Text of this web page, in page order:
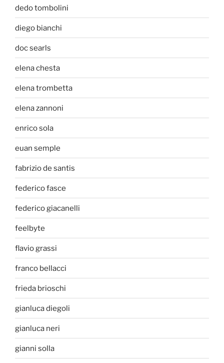
dedo tombolini
diego bianchi
doc searls
elena chesta
elena trombetta
elena zannoni
enrico sola
euan semple
fabrizio de santis
federico fasce
federico giacanelli
feelbyte
flavio grassi
franco bellacci
frieda brioschi
gianluca diegoli
gianluca neri
gianni solla